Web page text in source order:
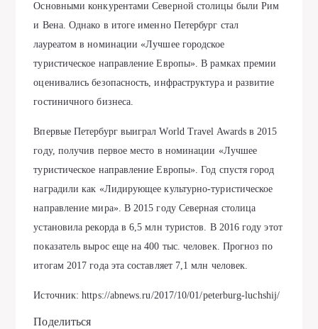
Основными конкурентами Северной столицы были Рим
и Вена. Однако в итоге именно Петербург стал
лауреатом в номинации «Лучшее городское
туристическое направление Европы». В рамках премии
оценивались безопасность, инфраструктура и развитие
гостиничного бизнеса.
Впервые Петербург выиграл World Travel Awards в 2015
году, получив первое место в номинации «Лучшее
туристическое направление Европы». Год спустя город
наградили как «Лидирующее культурно-туристическое
направление мира». В 2015 году Северная столица
установила рекорда в 6,5 млн туристов. В 2016 году этот
показатель вырос еще на 400 тыс. человек. Прогноз по
итогам 2017 года эта составляет 7,1 млн человек.
Источник: https://abnews.ru/2017/10/01/peterburg-luchshij/
Поделиться